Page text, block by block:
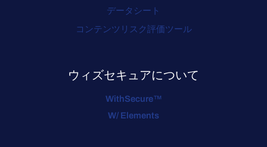
データシート
コンテンツリスク評価ツール
ウィズセキュアについて
WithSecure™
W/ Elements